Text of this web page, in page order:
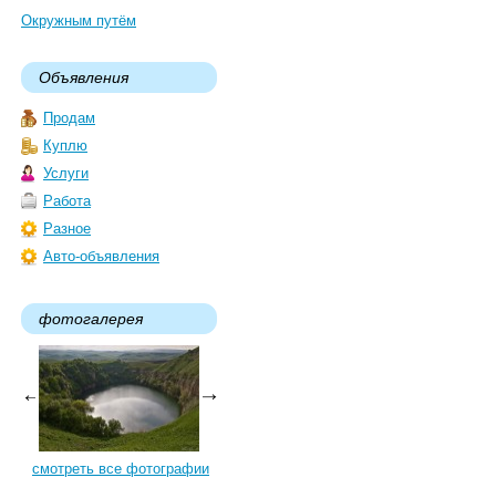
Окружным путём
Объявления
Продам
Куплю
Услуги
Работа
Разное
Авто-объявления
фотогалерея
смотреть все фотографии